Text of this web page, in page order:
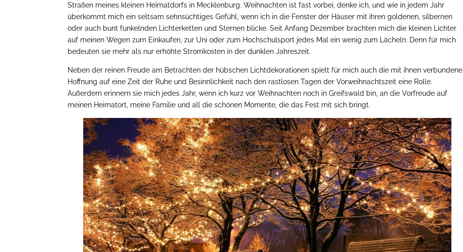
Straßen meines kleinen Heimatdorfs in Mecklenburg. Weihnachten ist fast vorbei, denke ich, und wie in jedem Jahr
überkommt mich ein seltsam sehnsüchtiges Gefühl, wenn ich in die Fenster der Häuser mit ihren goldenen, silbernen
oder auch bunt funkelnden Lichterketten und Sternen blicke. Seit Anfang Dezember brachten mich die kleinen Lichter
auf meinen Wegen zum Einkaufen, zur Uni oder zum Hochschulsport jedes Mal ein wenig zum Lächeln. Denn für mich
bedeuten sie mehr als nur erhöhte Stromkosten in der dunklen Jahreszeit.
Neben der reinen Freude am Betrachten der hübschen Lichtdekorationen spielt für mich auch die mit ihnen verbundene
Hoffnung auf eine Zeit der Ruhe und Besinnlichkeit nach den rastlosen Tagen der Vorweihnachtszeit eine Rolle.
Außerdem erinnern sie mich jedes Jahr, wenn ich kurz vor Weihnachten noch in Greifswald bin, an die Vorfreude auf
meinen Heimatort, meine Familie und all die schönen Momente, die das Fest mit sich bringt.